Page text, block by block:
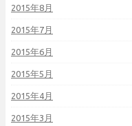
2015年8月
2015年7月
2015年6月
2015年5月
2015年4月
2015年3月